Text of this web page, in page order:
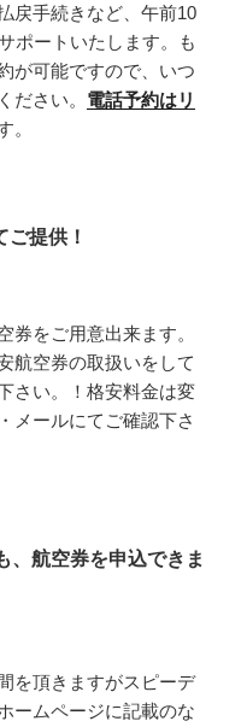
戻手続きなど、午前10
ポートいたします。も
が可能ですので、いつ
ださい。 電話予約はリ
。
提供！
券をご用意出来ます。
航空券の取扱いをして
さい。！格安料金は変
メールにてご確認下さ
、航空券を申込できま
を頂きますがスピーデ
ームページに記載のな